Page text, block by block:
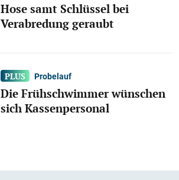
Hose samt Schlüssel bei
Verabredung geraubt
Probelauf
Die Frühschwimmer wünschen
sich Kassenpersonal